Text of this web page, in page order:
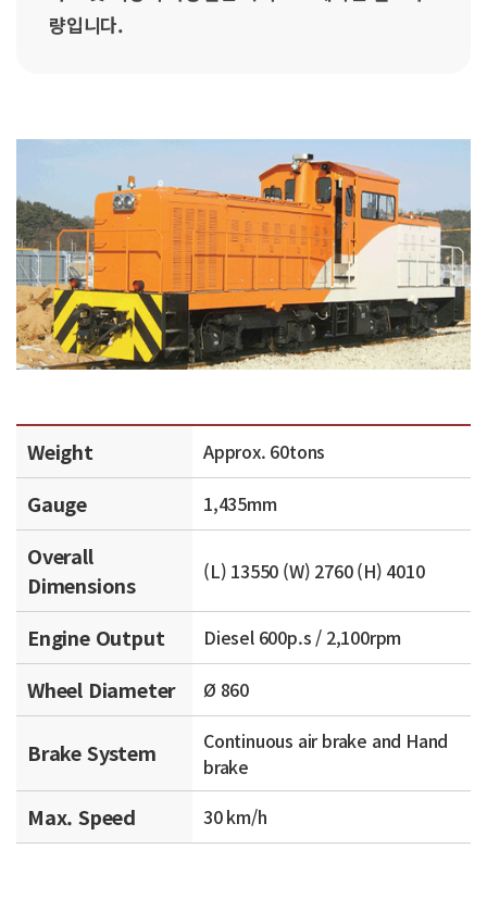
량입니다.
Weight Approx. 60tons
Gauge 1,435mm
Overall
Dimensions
(L) 13550 (W) 2760 (H) 4010
Engine Output Diesel 600p.s / 2,100rpm
Wheel Diameter Ø 860
Brake System
Continuous air brake and Hand
brake
Max. Speed 30 km/h